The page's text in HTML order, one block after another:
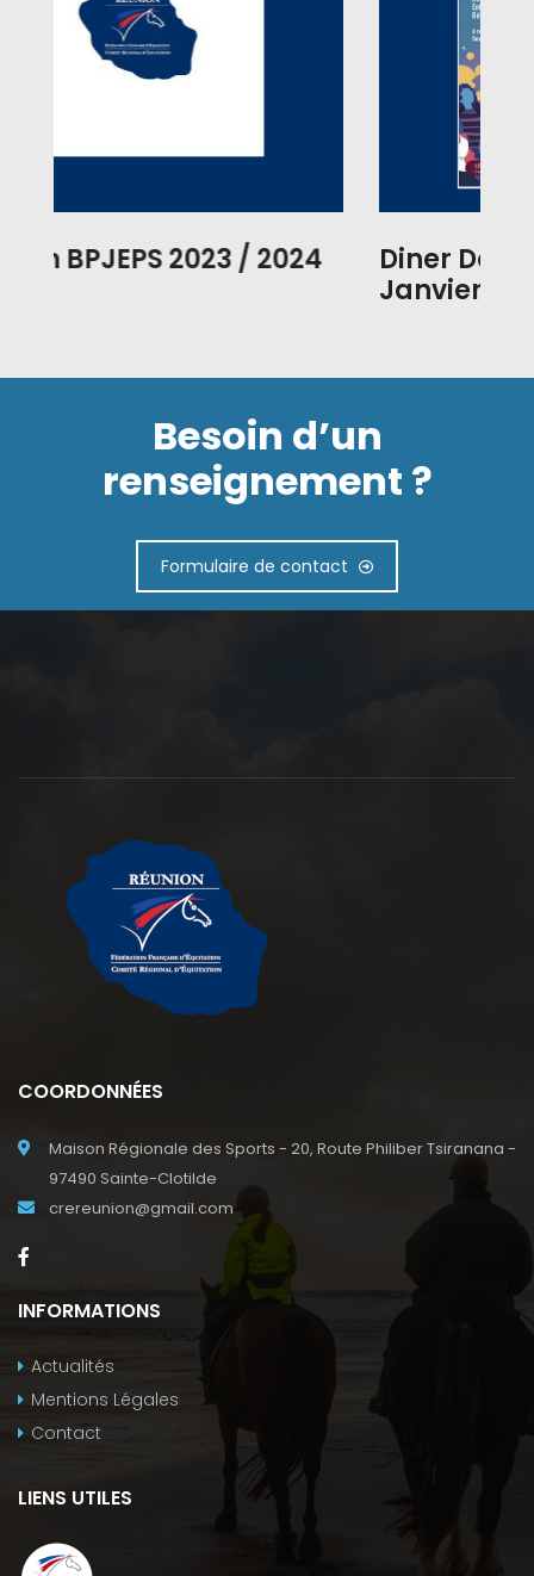
/ 2024
Diner Dansant le
Besoin d’un
renseignement ?
Formulaire de contact
COORDONNÉES
Maison Régionale des Sports - 20, Route Philiber Tsiranana -
97490 Sainte-Clotilde
crereunion@gmail.com
INFORMATIONS
Actualités
Mentions Légales
Contact
LIENS UTILES